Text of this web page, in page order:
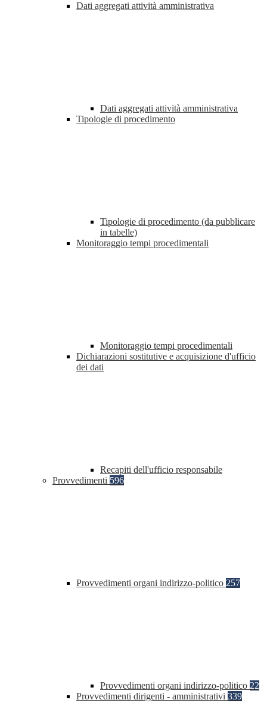
Dati aggregati attività amministrativa
Dati aggregati attività amministrativa
Tipologie di procedimento
Tipologie di procedimento (da pubblicare
in tabelle)
Monitoraggio tempi procedimentali
Monitoraggio tempi procedimentali
Dichiarazioni sostitutive e acquisizione d'ufficio
dei dati
Recapiti dell'ufficio responsabile
Provvedimenti 596
Provvedimenti organi indirizzo-politico 257
Provvedimenti organi indirizzo-politico 22
Provvedimenti dirigenti - amministrativi 339